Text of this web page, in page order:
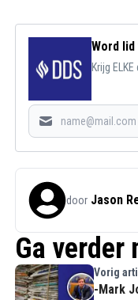
Word
Krijg
door Jason
Ga verder
Vorig
-Mark